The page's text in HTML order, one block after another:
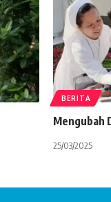
BERITA
Mengubah
25/03/2025